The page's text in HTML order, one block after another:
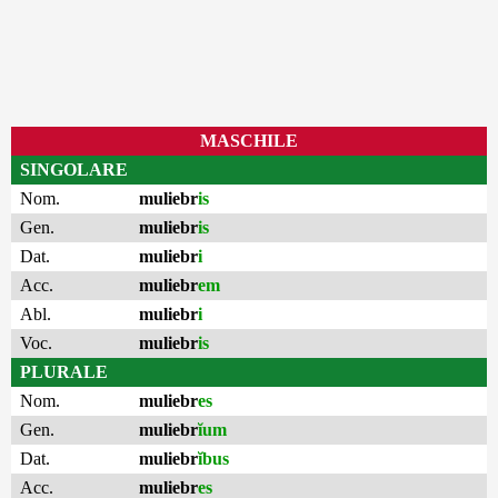
MASCHILE
SINGOLARE
Nom.
muliebris
Gen.
muliebris
Dat.
muliebri
Acc.
muliebrem
Abl.
muliebri
Voc.
muliebris
PLURALE
Nom.
muliebres
Gen.
muliebrĭum
Dat.
muliebrĭbus
Acc.
muliebres